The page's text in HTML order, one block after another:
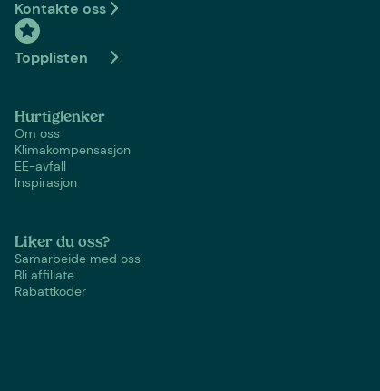
Kontakte oss
Topplisten
Hurtiglenker
Om oss
Klimakompensasjon
EE-avfall
Inspirasjon
Liker du oss?
Samarbeide med oss
Bli affiliate
Rabattkoder